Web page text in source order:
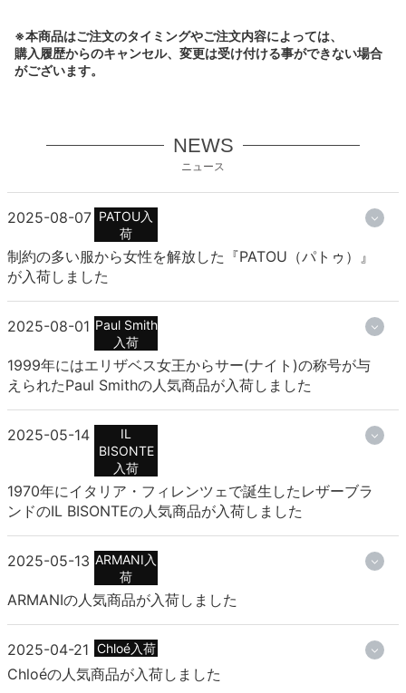
※本商品はご注文のタイミングやご注文内容によっては、
購入履歴からのキャンセル、変更は受け付ける事ができない場合
がございます。
NEWS
ニュース
2025-08-07 PATOU入
荷
制約の多い服から女性を解放した『PATOU（パトゥ）』
が入荷しました
2025-08-01 Paul Smith
入荷
1999年にはエリザベス女王からサー(ナイト)の称号が与
えられたPaul Smithの人気商品が入荷しました
2025-05-14
IL
BISONTE
入荷
1970年にイタリア・フィレンツェで誕生したレザーブラ
ンドのIL BISONTEの人気商品が入荷しました
2025-05-13 ARMANI入
荷
ARMANIの人気商品が入荷しました
2025-04-21 Chloé入荷
Chloéの人気商品が入荷しました